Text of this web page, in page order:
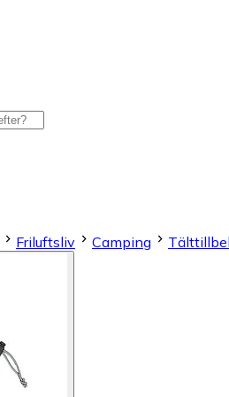
Friluftsliv Camping